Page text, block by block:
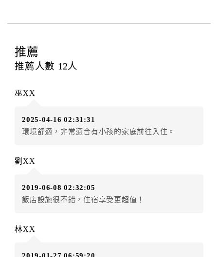
四、訂單異動
提出申辦不得異動訂單。
每筆訂單異動限定
辦理取消退款。
房者應補足差額。（限原訂飯店）
房者不得要求退其差額。（限原訂飯店）
額3個月
．訂房者使用「保留住宿金額」時，請注意！為避免飯
店客滿，敬請及早計畫，如逾時未提出申辦，視同無條
．每筆訂單異動限定乙次，限原訂飯店，異動完成後不
推薦
推薦人數 12人
巫XX
2025-04-16 02:31:31
環境舒適，非常適合有小孩的家庭前往入住。
劉XX
2019-06-08 02:32:05
飯店設施很不錯，住宿享受更超值！
林XX